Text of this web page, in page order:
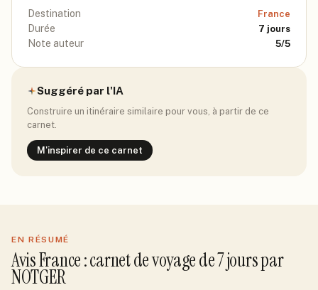
Destination France
Durée 7 jours
Note auteur 5/5
Suggéré par l'IA
Construire un itinéraire similaire pour vous, à partir de ce
carnet.
M'inspirer de ce carnet
EN RÉSUMÉ
AvisFrance: carnet de voyage de7jourspar
NOTGER